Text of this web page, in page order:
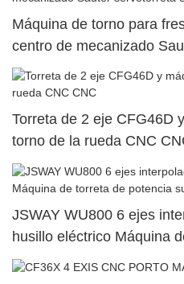
Máquina de torno para
centro de mecanizado
SY500/S500/SY300/
Torreta de 2 eje CFG46D
torno de la rueda CNC
JSWAY WU800 6 ejes
husillo eléctrico Máquina
superior dual102